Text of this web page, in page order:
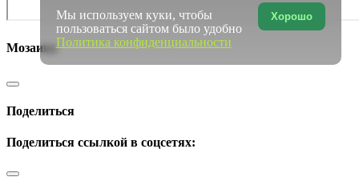
Мозаика
Поделиться
Поделиться ссылкой в соцсетях:
Хорошо
Мы используем куки, чтобы
пользоваться сайтом было удобно
Политика конфиденциальности